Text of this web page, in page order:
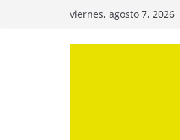
viernes, agosto 7, 2026